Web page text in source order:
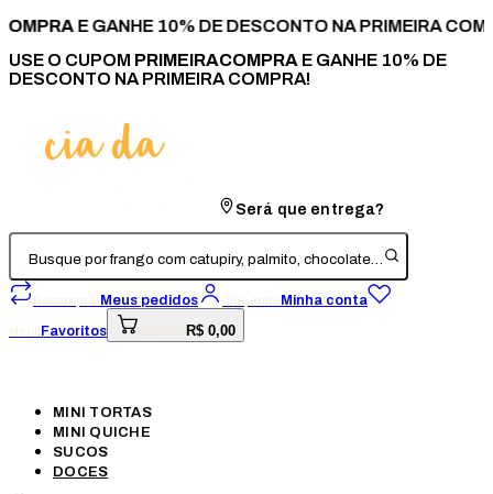
E GANHE 10% DE DESCONTO NA PRIMEIRA
USE O CUPOM PRIMEIRACOMPRA E GANHE 10% DE
DESCONTO NA PRIMEIRA COMPRA!
Será que entrega?
Busque por frango com catupiry, palmito, chocolate…
Recomprar Meus pedidos Olá, entre Minha conta
Meus Favoritos R$ 0,00
MINI TORTAS
MINI QUICHE
SUCOS
DOCES